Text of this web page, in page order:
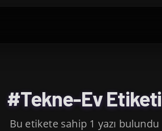
#Tekne-Ev Etiketi
Bu etikete sahip 1 yazı bulundu